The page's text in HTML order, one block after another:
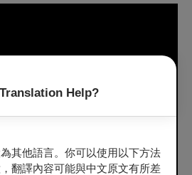
Help?
其他語言。你可以使用以下方法
翻譯內容可能與中文原文有所差